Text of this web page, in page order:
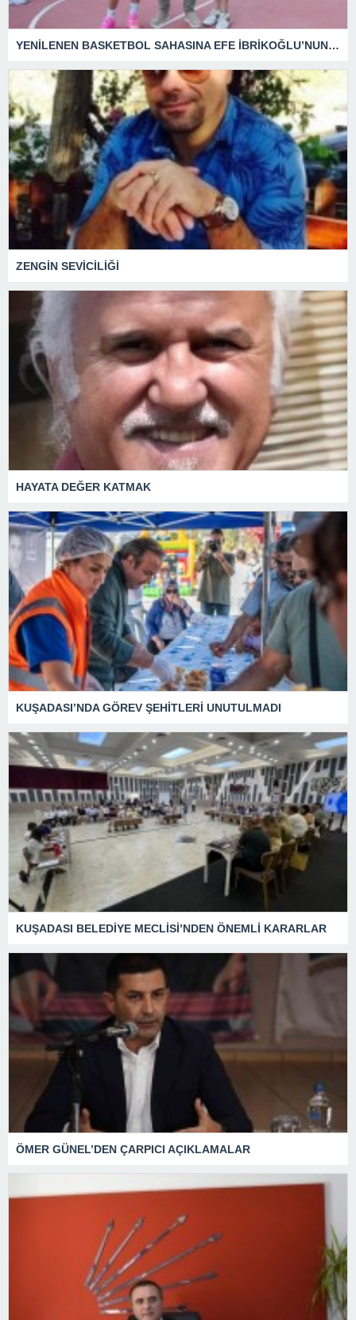
YENİLENEN BASKETBOL SAHASINA EFE İBRİKOĞLU’NUN ADI VERİLDİ
ZENGİN SEVİCİLİĞİ
HAYATA DEĞER KATMAK
KUŞADASI’NDA GÖREV ŞEHİTLERİ UNUTULMADI
KUŞADASI BELEDİYE MECLİSİ’NDEN ÖNEMLİ KARARLAR
ÖMER GÜNEL’DEN ÇARPICI AÇIKLAMALAR